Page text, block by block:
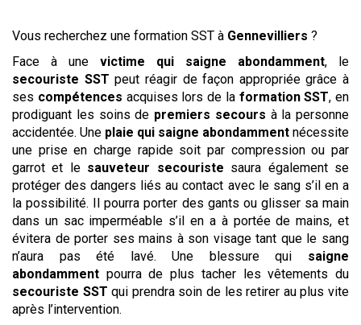
Vous recherchez une formation SST à Gennevilliers ?
Face à une victime qui saigne abondamment, le
secouriste SST peut réagir de façon appropriée grâce à
ses compétences acquises lors de la formation SST, en
prodiguant les soins de premiers secours à la personne
accidentée. Une plaie qui saigne abondamment nécessite
une prise en charge rapide soit par compression ou par
garrot et le sauveteur secouriste saura également se
protéger des dangers liés au contact avec le sang s’il en a
la possibilité. Il pourra porter des gants ou glisser sa main
dans un sac imperméable s’il en a à portée de mains, et
évitera de porter ses mains à son visage tant que le sang
n’aura pas été lavé. Une blessure qui saigne
abondamment pourra de plus tacher les vêtements du
secouriste SST qui prendra soin de les retirer au plus vite
après l’intervention.